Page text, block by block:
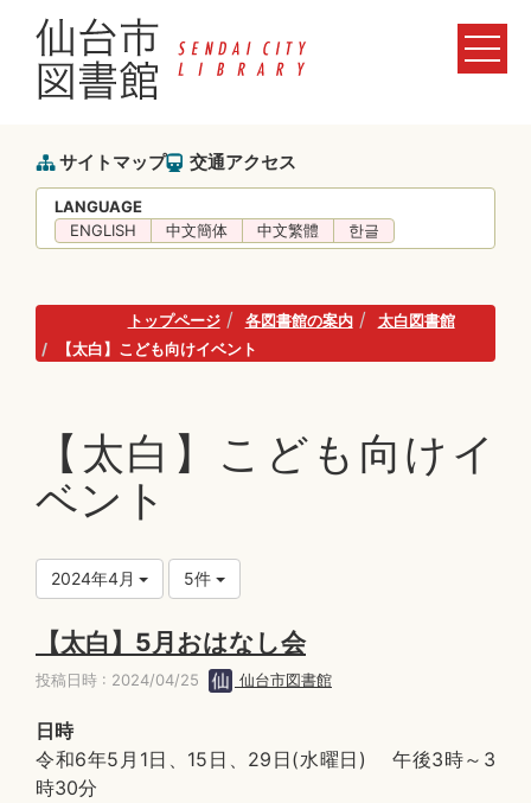
サイトマップ 交通アクセス
LANGUAGE
ENGLISH
中文簡体 中文繁體 한글
トップページ 各図書館の案内
太白図書館
【太白】こども向けイベント
【太白】こども向けイ
ベント
2024年4月 5件
【太白】5月おはなし会
投稿日時 : 2024/04/25 仙台市図書館
日時
令和6年5月1日、15日、29日(水曜日) 午後3時～3
時30分